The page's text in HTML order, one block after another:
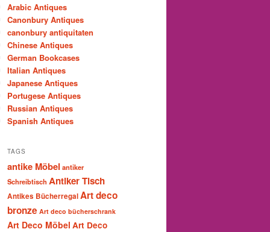
Arabic Antiques
Canonbury Antiques
canonbury antiquitaten
Chinese Antiques
German Bookcases
Italian Antiques
Japanese Antiques
Portugese Antiques
Russian Antiques
Spanish Antiques
TAGS
antike Möbel antiker
Schreibtisch Antiker Tisch
Antikes BücherregalArt deco
bronze Art deco bücherschrank
Art Deco Möbel Art Deco